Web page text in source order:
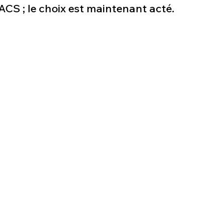
Défense sol-air DSA Amphibie Drones
; le choix est maintenant acté.